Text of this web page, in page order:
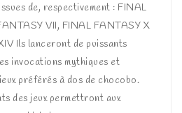
de, respectivement : FINAL
VII, FINAL FANTASY X
Ils lanceront de puissants
invocations mythiques et
préférés à dos de chocobo.
des jeux permettront aux